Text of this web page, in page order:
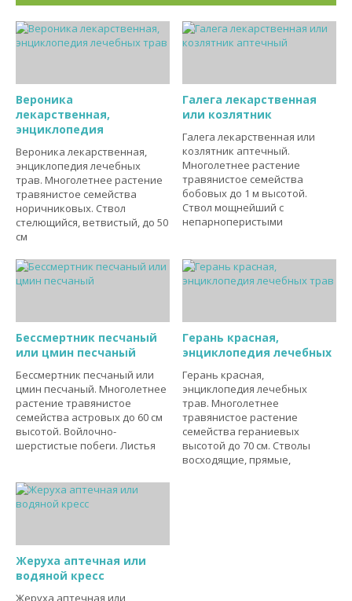
Вероника
лекарственная,
энциклопедия
Вероника лекарственная,
энциклопедия лечебных
трав. Многолетнее растение
травянистое семейства
норичниковых. Ствол
стелющийся, ветвистый, до 50
см
Галега лекарственная
или козлятник
Галега лекарственная или
козлятник аптечный.
Многолетнее растение
травянистое семейства
бобовых до 1 м высотой.
Ствол мощнейший с
непарноперистыми
Бессмертник песчаный
или цмин песчаный
Бессмертник песчаный или
цмин песчаный. Многолетнее
растение травянистое
семейства астровых до 60 см
высотой. Войлочно-
шерстистые побеги. Листья
Герань красная,
энциклопедия лечебных
Герань красная,
энциклопедия лечебных
трав. Многолетнее
травянистое растение
семейства гераниевых
высотой до 70 см. Стволы
восходящие, прямые,
Жеруха аптечная или
водяной кресс
Жеруха аптечная или